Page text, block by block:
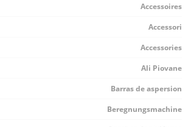
Accessoires
Accessori
Accessories
Ali Piovane
Barras de aspersion
Beregnungsmachine